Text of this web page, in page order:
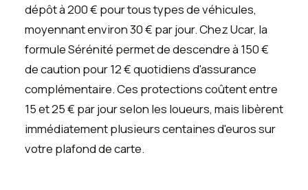
dépôt à 200 € pour tous types de véhicules,
moyennant environ 30 € par jour. Chez Ucar, la
formule Sérénité permet de descendre à 150 €
de caution pour 12 € quotidiens d'assurance
complémentaire. Ces protections coûtent entre
15 et 25 € par jour selon les loueurs, mais libèrent
immédiatement plusieurs centaines d'euros sur
votre plafond de carte.